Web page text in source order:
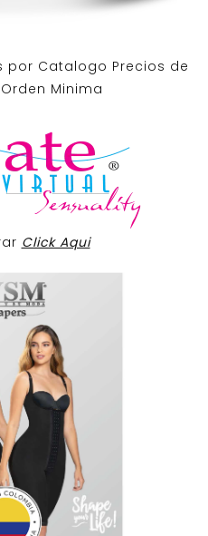
por Catalogo Precios de
Minima
Click Aqui